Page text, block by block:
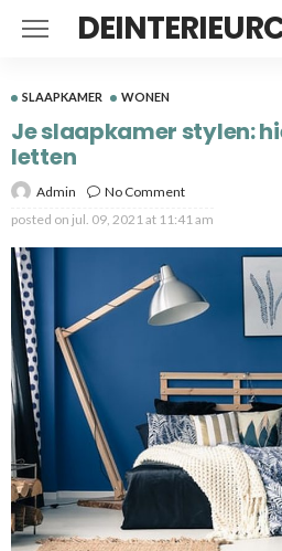
SLAAPKAMER WONEN
Je slaapkamer stylen:
letten
Admin
No Comment
posted on jul. 09, 2021 at 11:41 am